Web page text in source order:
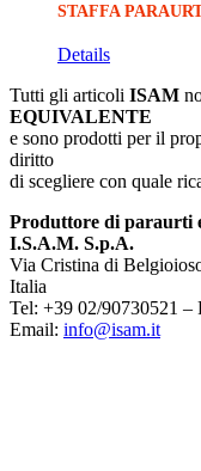
STAFFA
Details
Tutti gli articoli ISAM
EQUIVALENTE
e sono prodotti per il
diritto
di scegliere con quale
Produttore di paraurti
I.S.A.M. S.p.A.
Via Cristina di
Italia
Tel: +39 02/90730521 –
Email: info@isam.it